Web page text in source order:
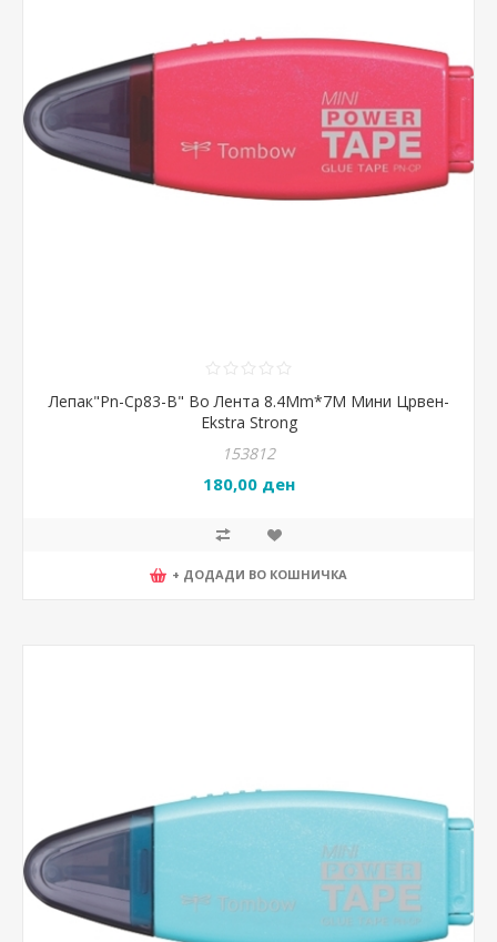
Лепак"Pn-Cp83-B" Во Лента 8.4Mm*7M Мини Црвен-
Ekstra Strong
153812
180,00 ден
+ ДОДАДИ ВО КОШНИЧКА